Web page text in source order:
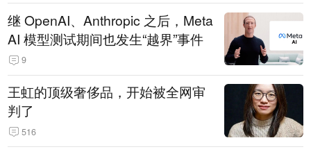
继 OpenAI、Anthropic 之后，Meta
AI 模型测试期间也发生“越界”事件
9
王虹的顶级奢侈品，开始被全网审
判了
516